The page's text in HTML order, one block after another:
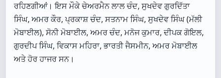
ਰਹਿਣਗੀਆਂ। ਇਸ ਮੌਕੇ ਚੇਅਰਮੈਨ ਲਾਲ ਚੰਦ, ਸੁਖਦੇਵ ਗੁਰਦਿੱਤਾ
ਸਿੰਘ, ਅਮਰ ਕੌਰ, ਪ੍ਰਕਾਸ਼ ਚੰਦ, ਸਤਨਾਮ ਸਿੰਘ, ਸੁਖਦੇਵ ਸਿੰਘ (ਮੱਲੀ
ਮੋਬਾਈਲ), ਸੋਨੀ ਮੋਬਾਈਲ, ਅਮਰ ਚੰਦ, ਮਨੋਜ ਕੁਮਾਰ, ਦੀਪਕ ਗੋਇਲ,
ਗੁਰਦੀਪ ਸਿੰਘ, ਵਿਕਾਸ ਮਹਿਰਾ, ਭਾਰਤੀ ਜੈਸਮੀਨ, ਅਮਰ ਮੋਬਾਈਲ
ਅਤੇ ਹੋਰ ਹਾਜਰ ਸਨ।